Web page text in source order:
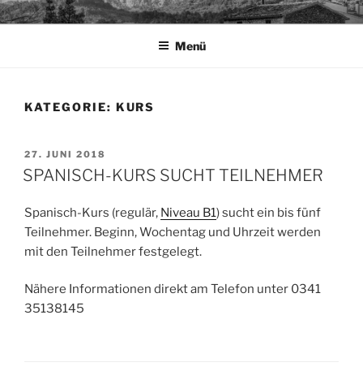
Zum
InhaltTAPIA.DE
Sprachen für das Leben
Menü
KATEGORIE: KURS
VERÖFFENTLICHT
AM
27. JUNI 2018
SPANISCH-KURS SUCHT TEILNEHMER
Spanisch-Kurs (regulär, Niveau B1) sucht ein bis fünf
Teilnehmer. Beginn, Wochentag und Uhrzeit werden
mit den Teilnehmer festgelegt.
Nähere Informationen direkt am Telefon unter 0341
35138145